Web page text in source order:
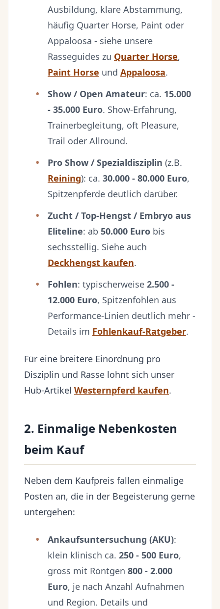
Ausbildung, klare Abstammung,
häufig Quarter Horse, Paint oder
Appaloosa - siehe unsere
Rasseguides zu Quarter Horse,
Paint Horse und Appaloosa.
Show / Open Amateur: ca. 15.000
- 35.000 Euro. Show-Erfahrung,
Trainerbegleitung, oft Pleasure,
Trail oder Allround.
Pro Show / Spezialdisziplin (z.B.
Reining): ca. 30.000 - 80.000 Euro,
Spitzenpferde deutlich darüber.
Zucht / Top-Hengst / Embryo aus
Eliteline: ab 50.000 Euro bis
sechsstellig. Siehe auch
Deckhengst kaufen.
Fohlen: typischerweise 2.500 -
12.000 Euro, Spitzenfohlen aus
Performance-Linien deutlich mehr -
Details im Fohlenkauf-Ratgeber.
Für eine breitere Einordnung pro
Disziplin und Rasse lohnt sich unser
Hub-Artikel Westernpferd kaufen.
2. Einmalige Nebenkosten
beim Kauf
Neben dem Kaufpreis fallen einmalige
Posten an, die in der Begeisterung gerne
untergehen:
Ankaufsuntersuchung (AKU):
klein klinisch ca. 250 - 500 Euro,
gross mit Röntgen 800 - 2.000
Euro, je nach Anzahl Aufnahmen
und Region. Details und